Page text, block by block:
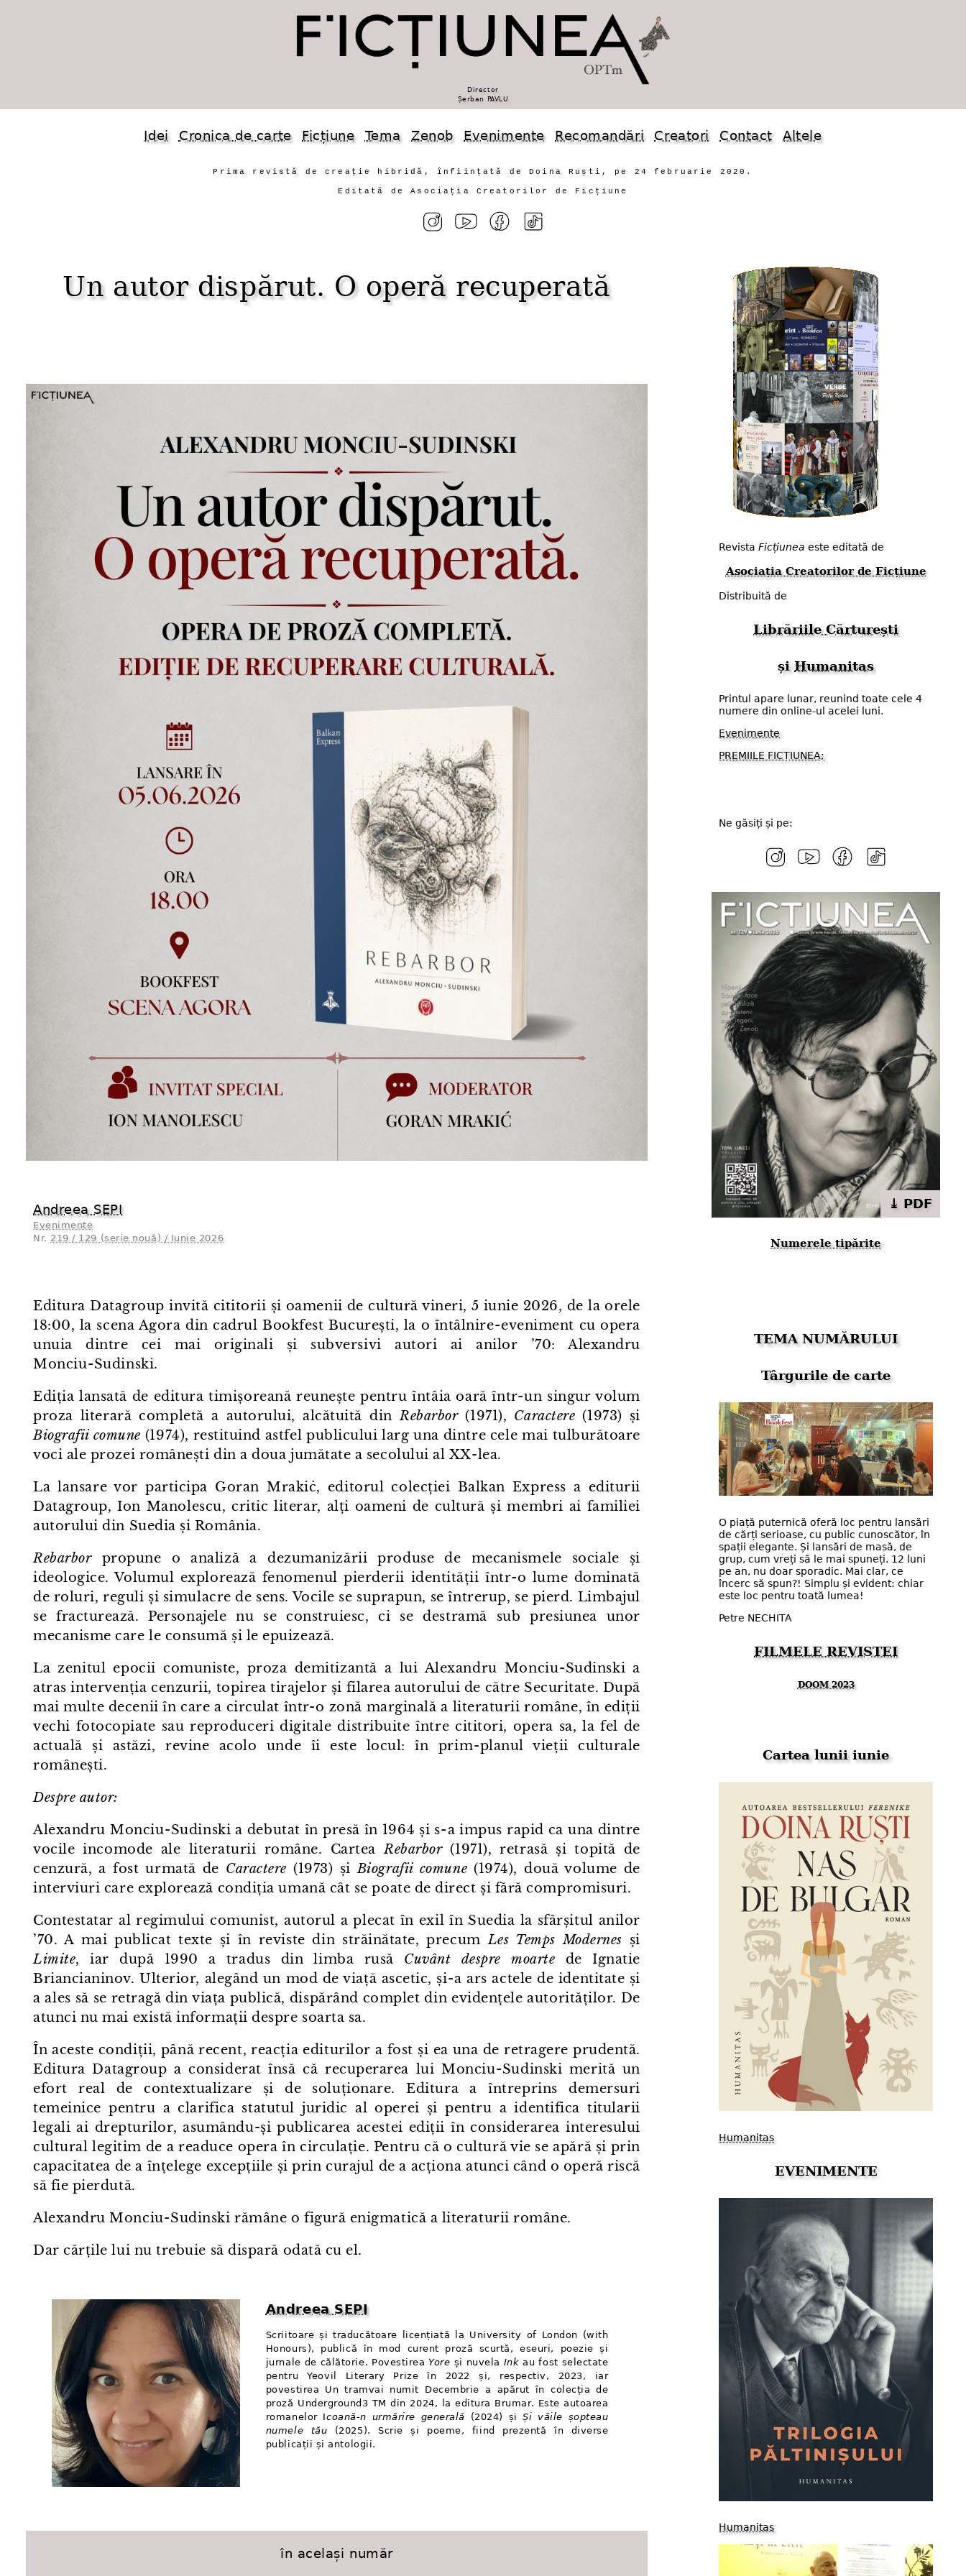
Director
Șerban PAVLU
Idei Cronica de carte Ficțiune Tema Zenob Evenimente Recomandări Creatori Contact Altele
Prima revistă de creație hibridă, înființată de Doina Ruști, pe 24 februarie 2020.
Editată de Asociația Creatorilor de Ficțiune
Un autor dispărut. O operă recuperată
Andreea SEPI
Evenimente
Nr. 219 / 129 (serie nouă) / Iunie 2026
Editura Datagroup invită cititorii și oamenii de cultură vineri, 5 iunie 2026, de la orele
18:00, la scena Agora din cadrul Bookfest București, la o întâlnire⁠-⁠eveniment cu opera
unuia dintre cei mai originali și subversivi autori ai anilor ’70: Alexandru
Monciu⁠-⁠Sudinski.
Ediția lansată de editura timișoreană reunește pentru întâia oară într⁠-⁠un singur volum
proza literară completă a autorului, alcătuită dinRebarbor(1971), Caractere (1973) și
Biografii comune (1974), restituind astfel publicului larg una dintre cele mai tulburătoare
voci ale prozei românești din a doua jumătate a secolului al XX⁠-⁠lea.
La lansare vor participa Goran Mrakiċ, editorul colecției Balkan Express a editurii
Datagroup, Ion Manolescu, critic literar, alți oameni de cultură și membri ai familiei
autorului din Suedia și România.
Rebarborpropune o analiză a dezumanizării produse de mecanismele sociale și
ideologice. Volumul explorează fenomenul pierderii identității într⁠-⁠o lume dominată
de roluri, reguli și simulacre de sens. Vocile se suprapun, se întrerup, se pierd. Limbajul
se fracturează. Personajele nu se construiesc, ci se destramă sub presiunea unor
mecanisme care le consumă și le epuizează.
La zenitul epocii comuniste, proza demitizantă a lui Alexandru Monciu⁠-⁠Sudinski a
atras intervenția cenzurii, topirea tirajelor și filarea autorului de către Securitate. După
mai multe decenii în care a circulat într⁠-⁠o zonă marginală a literaturii române, în ediții
vechi fotocopiate sau reproduceri digitale distribuite între cititori, opera sa, la fel de
actuală și astăzi, revine acolo unde îi este locul: în prim⁠-⁠planul vieții culturale
românești.
Despre autor:
Alexandru Monciu⁠-⁠Sudinski a debutat în presă în 1964 și s⁠-⁠a impus rapid ca una dintre
vocile incomode ale literaturii române. CarteaRebarbor(1971), retrasă și topită de
cenzură, a fost urmată de Caractere (1973) șiBiografii comune (1974), două volume de
interviuri care explorează condiția umană cât se poate de direct și fără compromisuri.
Contestatar al regimului comunist, autorul a plecat în exil în Suedia la sfârșitul anilor
’70. A mai publicat texte și în reviste din străinătate, precumLes Temps Modernes și
Limite, iar după 1990 a tradus din limba rusă Cuvânt despre moarte de Ignatie
Briancianinov. Ulterior, alegând un mod de viață ascetic, și⁠-⁠a ars actele de identitate și
a ales să se retragă din viața publică, dispărând complet din evidențele autorităților. De
atunci nu mai există informații despre soarta sa.
În aceste condiții, până recent, reacția editurilor a fost și ea una de retragere prudentă.
Editura Datagroup a considerat însă că recuperarea lui Monciu⁠-⁠Sudinski merită un
efort real de contextualizare și de soluționare. Editura a întreprins demersuri
temeinice pentru a clarifica statutul juridic al operei și pentru a identifica titularii
legali ai drepturilor, asumându-și publicarea acestei ediții în considerarea interesului
cultural legitim de a readuce opera în circulație. Pentru că o cultură vie se apără și prin
capacitatea de a înțelege excepțiile și prin curajul de a acționa atunci când o operă riscă
să fie pierdută.
Alexandru Monciu⁠-⁠Sudinski rămâne o figură enigmatică a literaturii române.
Dar cărțile lui nu trebuie să dispară odată cu el.
Andreea SEPI
Scriitoare și traducătoare licențiată la University of London (with
Honours), publică în mod curent proză scurtă, eseuri, poezie și
jurnale de călătorie. Povestirea Yore și nuvela Ink au fost selectate
pentru Yeovil Literary Prize în 2022 și, respectiv, 2023, iar
povestirea Un tramvai numit Decembrie a apărut în colecția de
proză Underground3 TM din 2024, la editura Brumar. Este autoarea
romanelor Icoană-n urmărire generală (2024) șiȘi văile șopteau
numele tău (2025). Scrie și poeme, fiind prezentă în diverse
publicații și antologii.
în același număr
Revista Ficțiunea este editată de
Asociația Creatorilor de Ficțiune
Distribuită de
Librăriile Cărturești
șiHumanitas
Printul apare lunar, reunind toate cele 4
numere din online-ul acelei luni.
Evenimente
PREMIILE FICȚIUNEA;
Ne găsiți și pe:
⤓ PDF
Numerele tipărite
TEMA NUMĂRULUI
Târgurile de carte
O piață puternică oferă loc pentru lansări
de cărți serioase, cu public cunoscător, în
spații elegante. Și lansări de masă, de
grup, cum vreți să le mai spuneți. 12 luni
pe an, nu doar sporadic. Mai clar, ce
încerc să spun?! Simplu și evident: chiar
este loc pentru toată lumea!
Petre NECHITA
FILMELE REVISTEI
DOOM 2023
Cartea lunii iunie
Humanitas
EVENIMENTE
Humanitas